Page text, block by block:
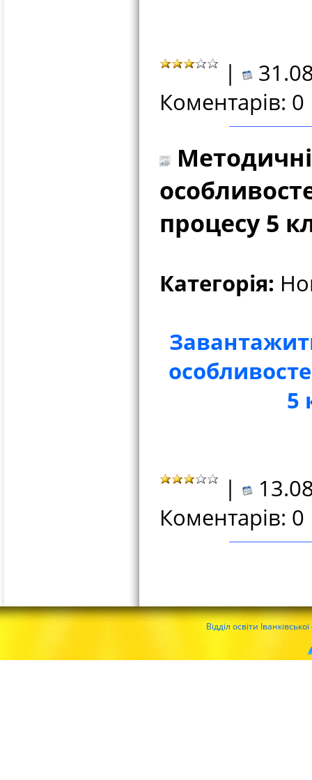
|
Коментарів:
процесу 5
Категорія:
5
|
Коментарів:
Відділ освіти